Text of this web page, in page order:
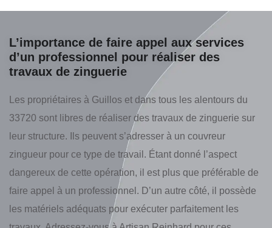
L’importance de faire appel aux services
d’un professionnel pour réaliser des
travaux de zinguerie
Les propriétaires à Guillos et dans tous les alentours du
33720 sont libres de réaliser des travaux de zinguerie sur
leur structure. Ils peuvent s’adresser à un couvreur
zingueur pour ce type de travail. Étant donné l’aspect
dangereux de cette opération, il est plus que préférable de
faire appel à un professionnel. D’un autre côté, il possède
les matériels adéquats pour exécuter parfaitement les